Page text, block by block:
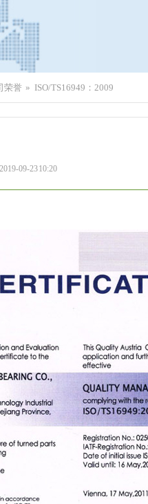
荣誉 » ISO/TS16949：2009
09-23 10:20